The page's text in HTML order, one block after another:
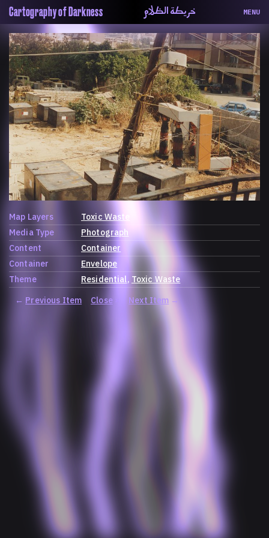
Cartography of Darkness خريطة الظلام MENU
About
ماهيتنا
Map
الخريطة
Periodical
السلسة
Repository
الحاوية
Contributors
المساهمين
Colophon
التختيم
Map Layers
Toxic Waste
Media Type
Photograph
Content
Container
Container
Envelope
Theme
Residential Toxic Waste
← Previous Item Close× Next Item →